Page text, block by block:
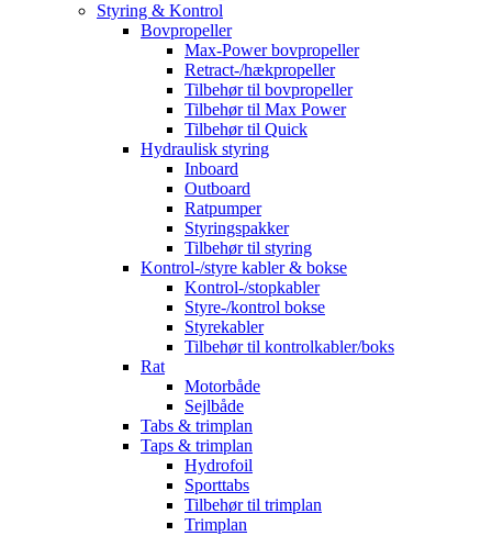
Styring & Kontrol
Bovpropeller
Max-Power bovpropeller
Retract-/hækpropeller
Tilbehør til bovpropeller
Tilbehør til Max Power
Tilbehør til Quick
Hydraulisk styring
Inboard
Outboard
Ratpumper
Styringspakker
Tilbehør til styring
Kontrol-/styre kabler & bokse
Kontrol-/stopkabler
Styre-/kontrol bokse
Styrekabler
Tilbehør til kontrolkabler/boks
Rat
Motorbåde
Sejlbåde
Tabs & trimplan
Taps & trimplan
Hydrofoil
Sporttabs
Tilbehør til trimplan
Trimplan